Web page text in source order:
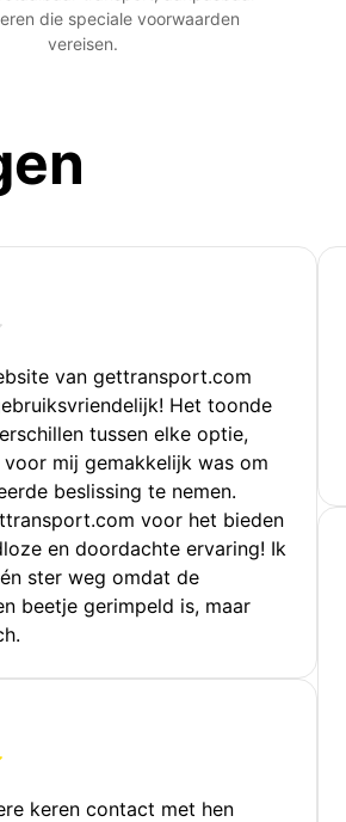
die speciale voorwaarden
vereisen.
van gettransport.com
Het toonde
tussen elke optie,
mij gemakkelijk was om
beslissing te nemen.
voor het bieden
en doordachte ervaring! Ik
ster weg omdat de
beetje gerimpeld is, maar
keren contact met hen